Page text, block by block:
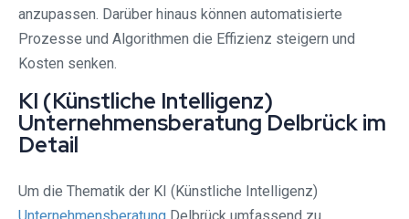
anzupassen. Darüber hinaus können automatisierte
Prozesse und Algorithmen die Effizienz steigern und
Kosten senken.
KI (Künstliche Intelligenz)
Unternehmensberatung Delbrück im
Detail
Um die Thematik der KI (Künstliche Intelligenz)